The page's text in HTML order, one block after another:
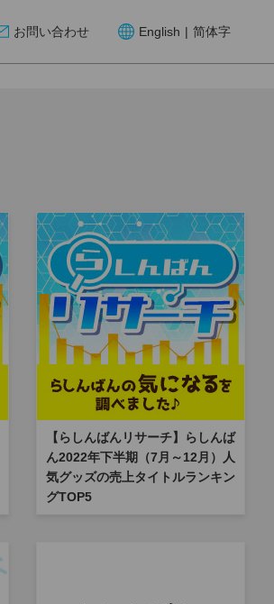
お問い合わせ English | 简体字
【らしんばんリサーチ】らしんば
ん2022年下半期（7月～12月）人
気グッズの売上タイトルランキン
グTOP5